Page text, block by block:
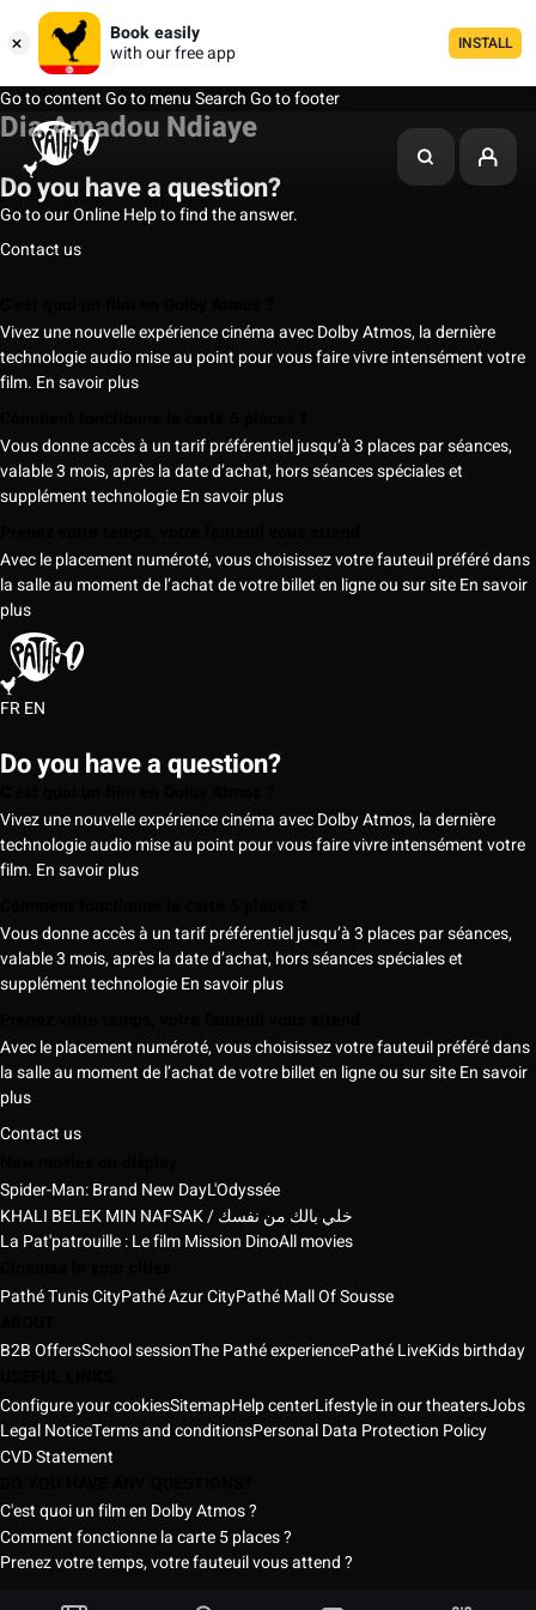
Book easily
with our free app
INSTALL
Go to contentGo to menuSearchGo to footer
Dia Amadou Ndiaye
Do you have a question?
Go to our Online Help to find the answer.
Contact us
Vivez une nouvelle expérience cinéma avec Dolby Atmos, la dernière
technologie audio mise au point pour vous faire vivre intensément votre
film. En savoir plus
Vous donne accès à un tarif préférentiel jusqu’à 3 places par séances,
valable 3 mois, après la date d’achat, hors séances spéciales et
supplément technologieEn savoir plus
Avec le placement numéroté, vous choisissez votre fauteuil préféré dans
la salle au moment de l’achat de votre billet en ligne ou sur siteEn savoir
plus
FREN
Do you have a question?
Vivez une nouvelle expérience cinéma avec Dolby Atmos, la dernière
technologie audio mise au point pour vous faire vivre intensément votre
film. En savoir plus
Vous donne accès à un tarif préférentiel jusqu’à 3 places par séances,
valable 3 mois, après la date d’achat, hors séances spéciales et
supplément technologieEn savoir plus
Avec le placement numéroté, vous choisissez votre fauteuil préféré dans
la salle au moment de l’achat de votre billet en ligne ou sur siteEn savoir
plus
Contact us
Spider-Man: Brand New DayL'Odyssée
KHALI BELEK MIN NAFSAK / خلي بالك من نفسك
La Pat'patrouille : Le film Mission DinoAll movies
Pathé Tunis CityPathé Azur CityPathé Mall Of Sousse
B2B OffersSchool sessionThe Pathé experiencePathé LiveKids birthday
Configure your cookiesSitemapHelp centerLifestyle in our theatersJobs
Legal NoticeTerms and conditionsPersonal Data Protection Policy
CVD Statement
C'est quoi un film en Dolby Atmos ?
Comment fonctionne la carte 5 places ?
Prenez votre temps, votre fauteuil vous attend ?